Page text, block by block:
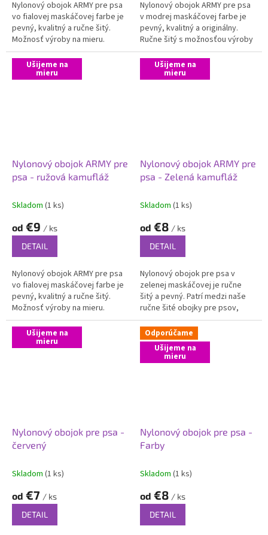
Nylonový obojok ARMY pre psa
vo fialovej maskáčovej farbe je
pevný, kvalitný a ručne šitý.
Možnosť výroby na mieru.
Nylonový obojok ARMY pre psa
v modrej maskáčovej farbe je
pevný, kvalitný a originálny.
Ručne šitý s možnosťou výroby
na mieru.
Ušijeme na
mieru
Nylonový obojok ARMY pre
psa - ružová kamufláž
Skladom (1 ks)
od €9 / ks
DETAIL
Nylonový obojok ARMY pre psa
vo fialovej maskáčovej farbe je
pevný, kvalitný a ručne šitý.
Možnosť výroby na mieru.
Ušijeme na
mieru
Nylonový obojok ARMY pre
psa - Zelená kamufláž
Skladom (1 ks)
od €8 / ks
DETAIL
Nylonový obojok pre psa v
zelenej maskáčovej je ručne
šitý a pevný. Patrí medzi naše
ručne šité obojky pre psov,
ktoré kombinujú komfort,
kvalitu a jedinečný štýl.
Ušijeme na
mieru
Nylonový obojok pre psa -
červený
Skladom (1 ks)
od €7 / ks
DETAIL
Odporúčame
Ušijeme na
mieru
Nylonový obojok pre psa -
Farby
Skladom (1 ks)
od €8 / ks
DETAIL